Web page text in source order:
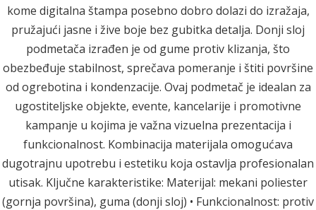
kome digitalna štampa posebno dobro dolazi do izražaja,
pružajući jasne i žive boje bez gubitka detalja. Donji sloj
podmetača izrađen je od gume protiv klizanja, što
obezbeđuje stabilnost, sprečava pomeranje i štiti površine
od ogrebotina i kondenzacije. Ovaj podmetač je idealan za
ugostiteljske objekte, evente, kancelarije i promotivne
kampanje u kojima je važna vizuelna prezentacija i
funkcionalnost. Kombinacija materijala omogućava
dugotrajnu upotrebu i estetiku koja ostavlja profesionalan
utisak. Ključne karakteristike: Materijal: mekani poliester
(gornja površina), guma (donji sloj) • Funkcionalnost: protiv